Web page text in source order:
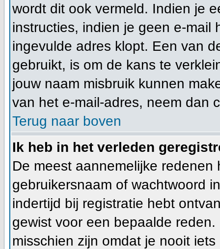
wordt dit ook vermeld. Indien je
instructies, indien je geen e-
ingevulde adres klopt. Een van
gebruikt, is om de kans te
jouw naam misbruik kunnen
van het e-mail-adres, neem dan
Terug naar boven
Ik heb in het verleden
De meest aannemelijke
gebruikersnaam of wachtwoord
indertijd bij registratie hebt
gewist voor een bepaalde
misschien zijn omdat je nooit